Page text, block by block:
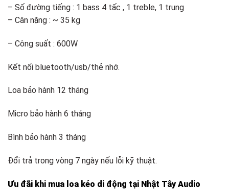
– Số đường tiếng : 1 bass 4 tấc , 1 treble, 1 trung
– Cân nặng : ~ 35 kg
– Công suất : 600W
Kết nối bluetooth/usb/thẻ nhớ.
Loa bảo hành 12 tháng
Micro bảo hành 6 tháng
Bình bảo hành 3 tháng
Đổi trả trong vòng 7 ngày nếu lỗi kỹ thuật.
Ưu đãi khi mua loa kéo di động tại Nhật Tây Audio